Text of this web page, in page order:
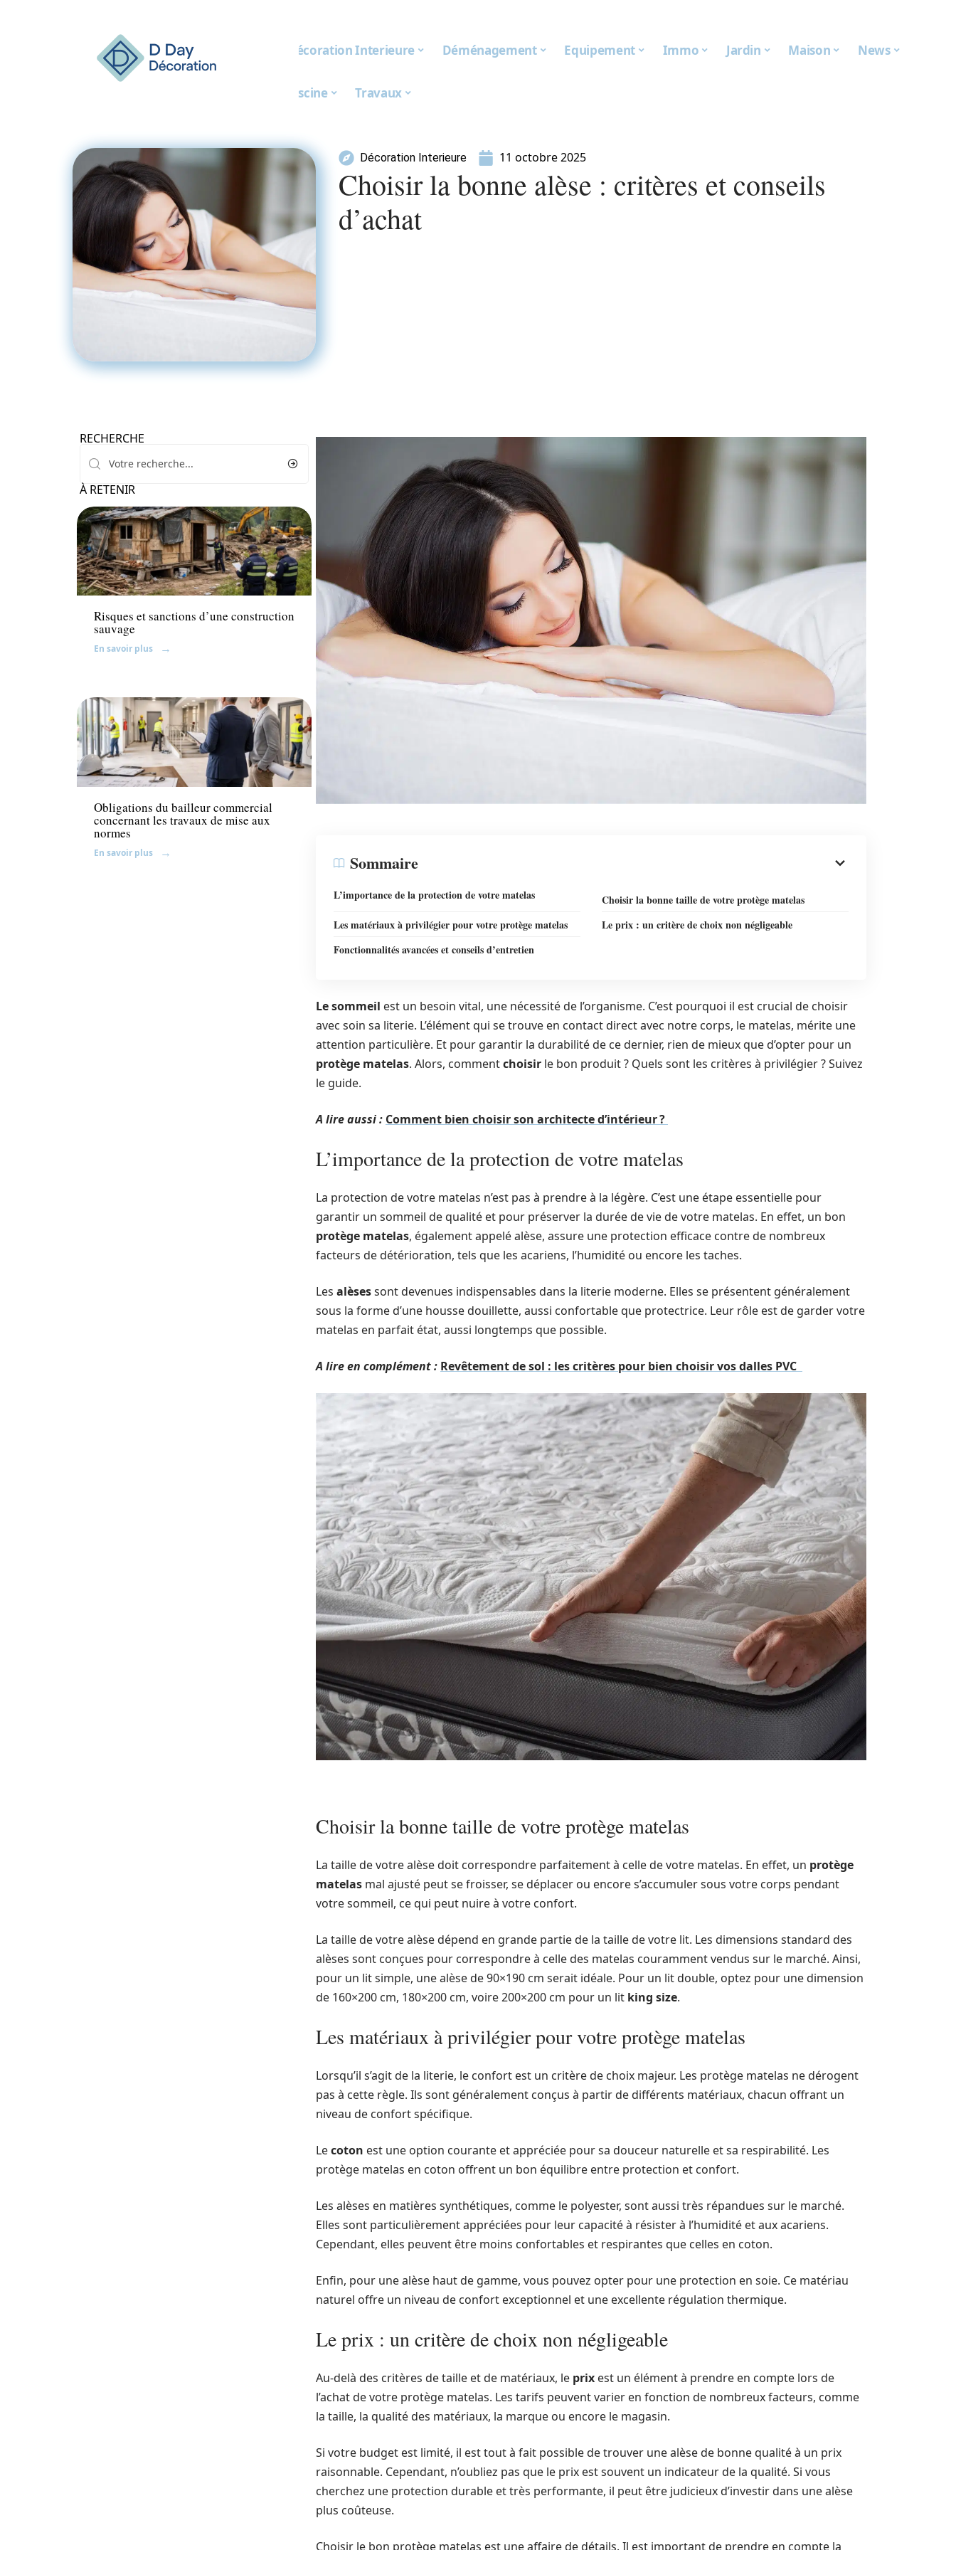
Décoration Interieure Déménagement Equipement Immo Jardin Maison News
Piscine Travaux
Décoration Interieure 11 octobre 2025
Choisir la bonne alèse : critères et conseils
d’achat
RECHERCHE
À RETENIR
Travaux
Risques et sanctions d’une construction
sauvage
En savoir plus
Immo
Obligations du bailleur commercial
concernant les travaux de mise aux
normes
En savoir plus Sommaire
L’importance de la protection de votre matelas
Choisir la bonne taille de votre protège matelas
Les matériaux à privilégier pour votre protège matelas
Le prix : un critère de choix non négligeable
Fonctionnalités avancées et conseils d’entretien
Le sommeil est un besoin vital, une nécessité de l’organisme. C’est pourquoi il est crucial de choisir
avec soin sa literie. L’élément qui se trouve en contact direct avec notre corps, le matelas, mérite une
attention particulière. Et pour garantir la durabilité de ce dernier, rien de mieux que d’opter pour un
protège matelas. Alors, commentchoisir le bon produit ? Quels sont les critères à privilégier ? Suivez
le guide.
A lire aussi : Comment bien choisir son architecte d’intérieur ?
L’importance de la protection de votre matelas
La protection de votre matelas n’est pas à prendre à la légère. C’est une étape essentielle pour
garantir un sommeil de qualité et pour préserver la durée de vie de votre matelas. En effet, un bon
protège matelas, également appelé alèse, assure une protection efficace contre de nombreux
facteurs de détérioration, tels que les acariens, l’humidité ou encore les taches.
Les alèsessont devenues indispensables dans la literie moderne. Elles se présentent généralement
sous la forme d’une housse douillette, aussi confortable que protectrice. Leur rôle est de garder votre
matelas en parfait état, aussi longtemps que possible.
A lire en complément : Revêtement de sol : les critères pour bien choisir vos dalles PVC
Choisir la bonne taille de votre protège matelas
La taille de votre alèse doit correspondre parfaitement à celle de votre matelas. En effet, un protège
matelas mal ajusté peut se froisser, se déplacer ou encore s’accumuler sous votre corps pendant
votre sommeil, ce qui peut nuire à votre confort.
La taille de votre alèse dépend en grande partie de la taille de votre lit. Les dimensions standard des
alèses sont conçues pour correspondre à celle des matelas couramment vendus sur le marché. Ainsi,
pour un lit simple, une alèse de 90×190 cm serait idéale. Pour un lit double, optez pour une dimension
de 160×200 cm, 180×200 cm, voire 200×200 cm pour un lit king size.
Les matériaux à privilégier pour votre protège matelas
Lorsqu’il s’agit de la literie, le confort est un critère de choix majeur. Les protège matelas ne dérogent
pas à cette règle. Ils sont généralement conçus à partir de différents matériaux, chacun offrant un
niveau de confort spécifique.
Lecoton est une option courante et appréciée pour sa douceur naturelle et sa respirabilité. Les
protège matelas en coton offrent un bon équilibre entre protection et confort.
Les alèses en matières synthétiques, comme le polyester, sont aussi très répandues sur le marché.
Elles sont particulièrement appréciées pour leur capacité à résister à l’humidité et aux acariens.
Cependant, elles peuvent être moins confortables et respirantes que celles en coton.
Enfin, pour une alèse haut de gamme, vous pouvez opter pour une protection en soie. Ce matériau
naturel offre un niveau de confort exceptionnel et une excellente régulation thermique.
Le prix : un critère de choix non négligeable
Au-delà des critères de taille et de matériaux, le prix est un élément à prendre en compte lors de
l’achat de votre protège matelas. Les tarifs peuvent varier en fonction de nombreux facteurs, comme
la taille, la qualité des matériaux, la marque ou encore le magasin.
Si votre budget est limité, il est tout à fait possible de trouver une alèse de bonne qualité à un prix
raisonnable. Cependant, n’oubliez pas que le prix est souvent un indicateur de la qualité. Si vous
cherchez une protection durable et très performante, il peut être judicieux d’investir dans une alèse
plus coûteuse.
Choisir le bon protège matelas est une affaire de détails. Il est important de prendre en compte la